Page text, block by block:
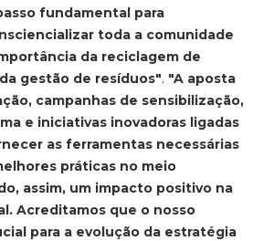
fundamental para
toda a comunidade
da reciclagem de
gestão de resíduos". "A aposta
campanhas de sensibilização,
e iniciativas inovadoras ligadas
as ferramentas necessárias
práticas no meio
assim, um impacto positivo na
Acreditamos que o nosso
para a evolução da estratégia